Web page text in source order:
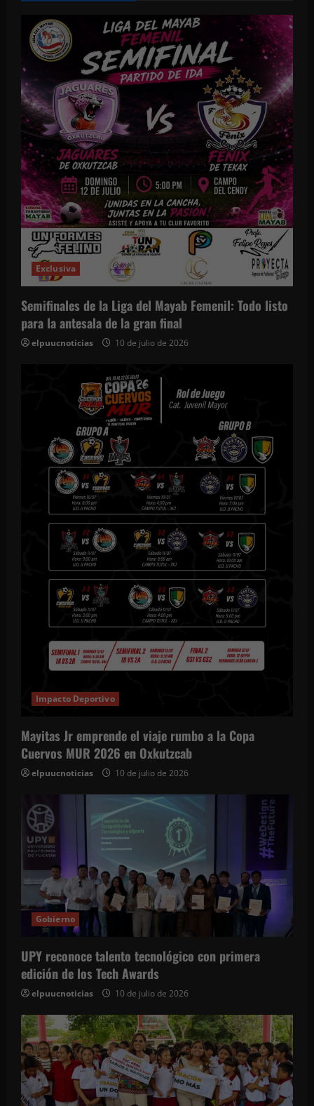
Exclusiva
Semifinales de la Liga del Mayab Femenil: Todo listo
para la antesala de la gran final
elpuucnoticias 10 de julio de 2026
Impacto Deportivo
Mayitas Jr emprende el viaje rumbo a la Copa
Cuervos MUR 2026 en Oxkutzcab
elpuucnoticias 10 de julio de 2026
Gobierno
UPY reconoce talento tecnológico con primera
edición de los Tech Awards
elpuucnoticias 10 de julio de 2026